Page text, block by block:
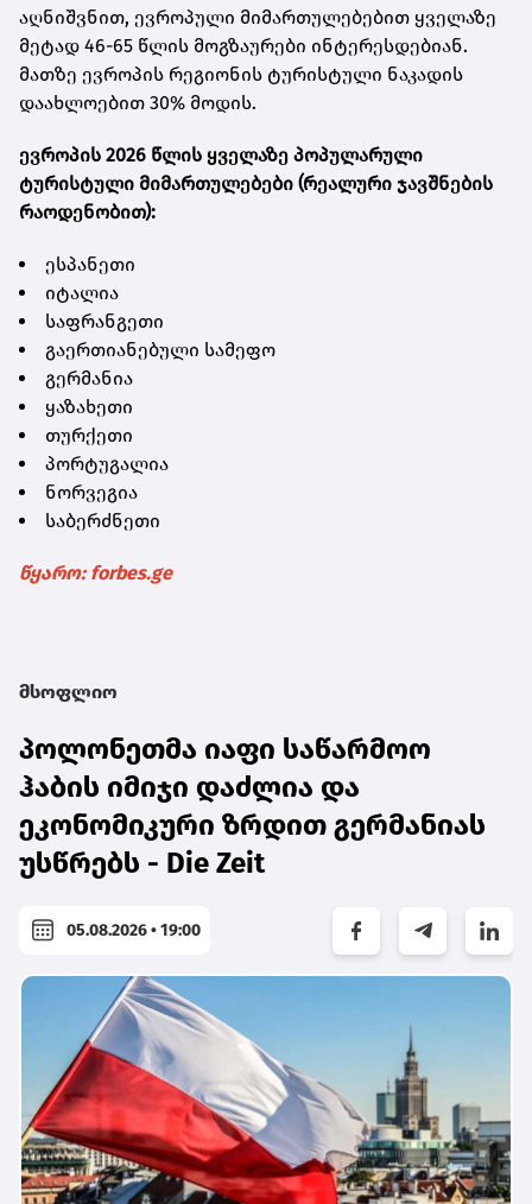
აღნიშვნით, ევროპული მიმართულებებით ყველაზე
მეტად 46-65 წლის მოგზაურები ინტერესდებიან.
მათზე ევროპის რეგიონის ტურისტული ნაკადის
დაახლოებით 30% მოდის.
ევროპის 2026 წლის ყველაზე პოპულარული
ტურისტული მიმართულებები (რეალური ჯავშნების
რაოდენობით):
ესპანეთი
იტალია
საფრანგეთი
გაერთიანებული სამეფო
გერმანია
ყაზახეთი
თურქეთი
პორტუგალია
ნორვეგია
საბერძნეთი
წყარო: forbes.ge
მსოფლიო
პოლონეთმა იაფი საწარმოო
ჰაბის იმიჯი დაძლია და
ეკონომიკური ზრდით გერმანიას
უსწრებს - Die Zeit
05.08.2026 • 19:00